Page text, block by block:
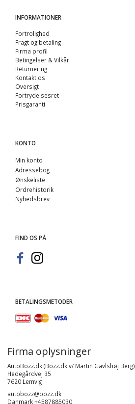
INFORMATIONER
Fortrolighed
Fragt og betaling
Firma profil
Betingelser & Vilkår
Returnering
Kontakt os
Oversigt
Fortrydelsesret
Prisgaranti
KONTO
Min konto
Adressebog
Ønskeliste
Ordrehistorik
Nyhedsbrev
FIND OS PÅ
BETALINGSMETODER
Firma oplysninger
AutoBozz.dk (Bozz.dk v/ Martin Gavlshøj Berg)
Hedegårdvej 35
7620 Lemvig
autobozz@bozz.dk
Danmark +4587885030